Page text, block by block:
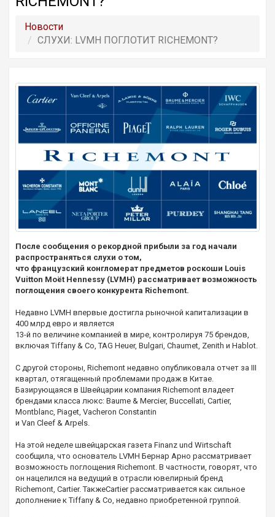
Новости
СЛУХИ: LVMH ПОГЛОТИТ RICHEMONT?
После сообщения о рекордной прибыли за год начали
распространяться слухи о том,
что французский конгломерат предметов роскоши Louis
Vuitton Moët Hennessy (LVMH) рассматривает возможность
поглощения своего конкурента Richemont.
Недавно LVMH впервые достигла рыночной капитализации в
400 млрд евро и является
13-й по величине компанией в мире, контролируя 75 брендов,
включая Tiffany & Co, TAG Heuer, Bulgari, Chaumet, Zenith и Hablot.
С другой стороны, Richemont недавно опубликовала отчет за III
квартал, отягащенный проблемами продаж в Китае.
Базирующаяся в Швейцарии компания Richemont владеет
брендами класса люкс: Baume & Mercier, Buccellati, Cartier,
Montblanc, Piaget, Vacheron Constantin
и Van Cleef & Arpels.
На этой неделе швейцарская газета Finanz und Wirtschaft
сообщила, что основатель LVMH Бернар Арно рассматривает
возможность поглощения Richemont. В частности, говорят, что
он нацелился на ведущий в отрасли ювелирный бренд
Richemont, Cartier. ТакжеCartier рассматривается как сильное
дополнение к Tiffany & Co, недавно приобретенной группой.